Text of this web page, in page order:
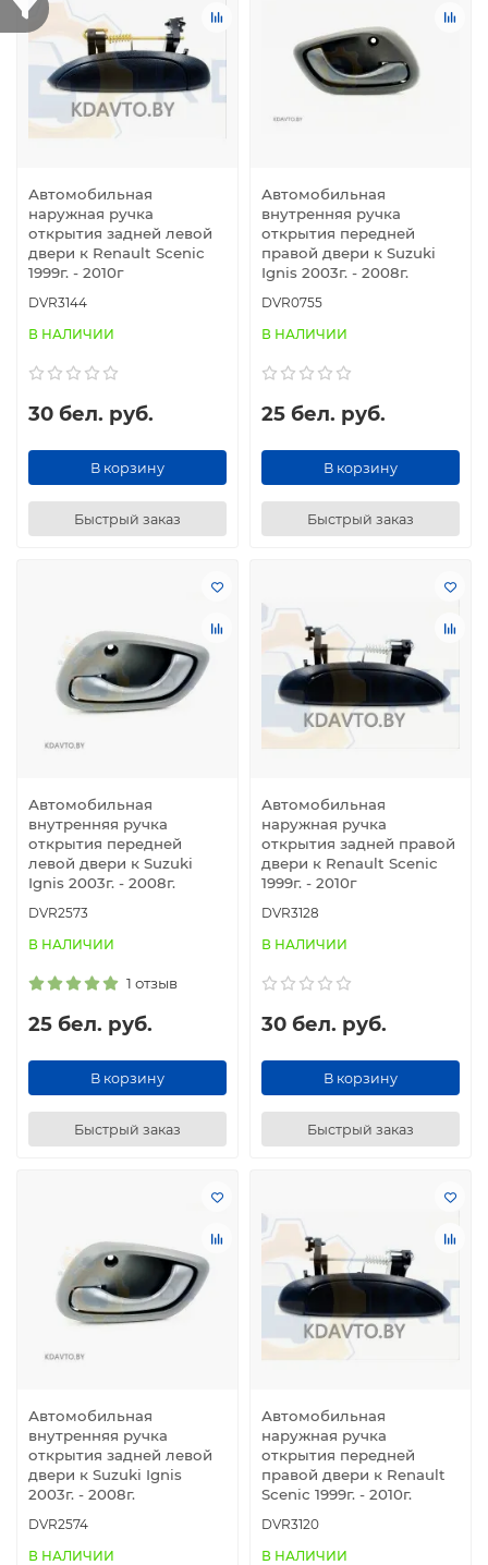
подчеркнут стиль и практичность вашего авто, делая его
использование максимально удобным.
Автомобильная
наружная ручка
открытия задней левой
двери к Renault Scenic
1999г. - 2010г
DVR3144
В НАЛИЧИИ
30 бел. руб.
В корзину
Быстрый заказ
Автомобильная
внутренняя ручка
открытия передней
правой двери к Suzuki
Ignis 2003г. - 2008г.
DVR0755
В НАЛИЧИИ
25 бел. руб.
В корзину
Быстрый заказ
Автомобильная
внутренняя ручка
открытия передней
левой двери к Suzuki
Ignis 2003г. - 2008г.
DVR2573
В НАЛИЧИИ
1 отзыв
25 бел. руб.
В корзину
Быстрый заказ
Автомобильная
наружная ручка
открытия задней правой
двери к Renault Scenic
1999г. - 2010г
DVR3128
В НАЛИЧИИ
30 бел. руб.
В корзину
Быстрый заказ
Автомобильная
внутренняя ручка
открытия задней левой
двери к Suzuki Ignis
2003г. - 2008г.
DVR2574
В НАЛИЧИИ
Автомобильная
наружная ручка
открытия передней
правой двери к Renault
Scenic 1999г. - 2010г.
DVR3120
В НАЛИЧИИ